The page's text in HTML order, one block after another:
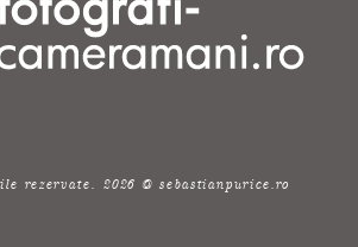
rezervate. 2026 @ sebastianpurice.ro